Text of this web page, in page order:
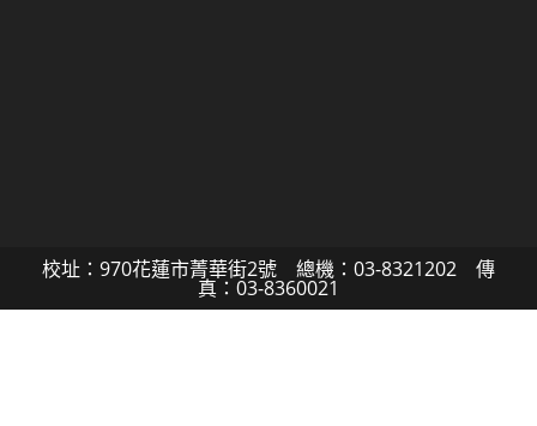
校址：970花蓮市菁華街2號 總機：03-8321202 傳
真：03-8360021